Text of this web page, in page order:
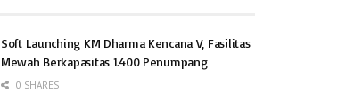
Soft Launching KM Dharma Kencana V, Fasilitas
Mewah Berkapasitas 1.400 Penumpang
0 SHARES